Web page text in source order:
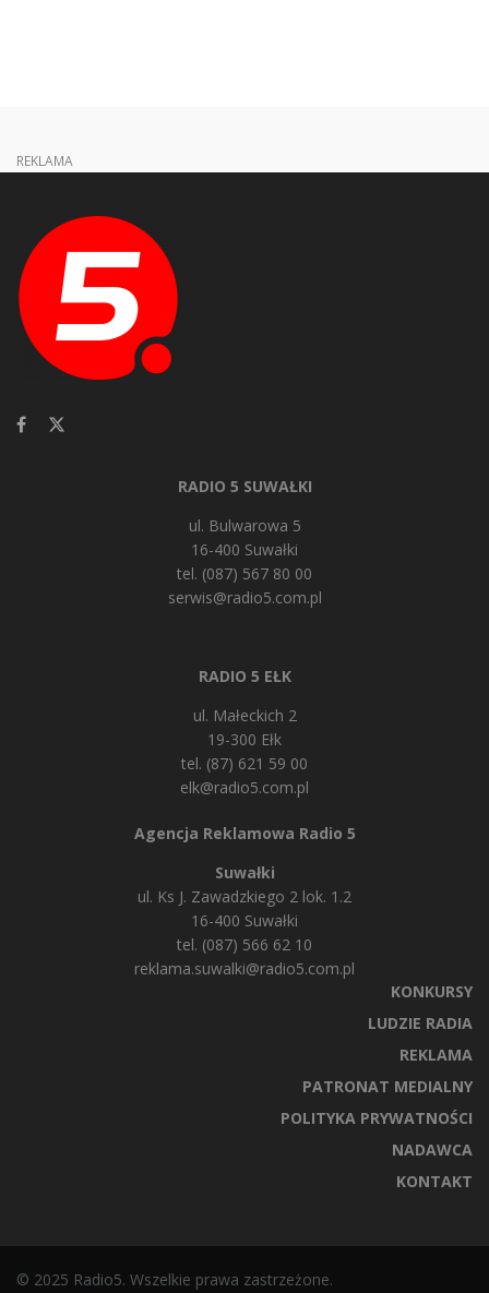
REKLAMA
RADIO 5 SUWAŁKI
ul. Bulwarowa 5
16-400 Suwałki
tel. (087) 567 80 00
serwis@radio5.com.pl
RADIO 5 EŁK
ul. Małeckich 2
19-300 Ełk
tel. (87) 621 59 00
elk@radio5.com.pl
Agencja Reklamowa Radio 5
Suwałki
ul. Ks J. Zawadzkiego 2 lok. 1.2
16-400 Suwałki
tel. (087) 566 62 10
reklama.suwalki@radio5.com.pl
KONKURSY
LUDZIE RADIA
REKLAMA
PATRONAT MEDIALNY
POLITYKA PRYWATNOŚCI
NADAWCA
KONTAKT
© 2025 Radio5. Wszelkie prawa zastrzeżone.